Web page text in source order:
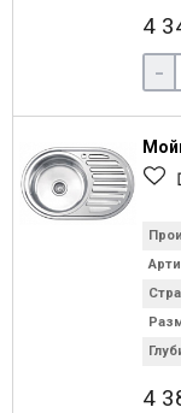
4
-
4